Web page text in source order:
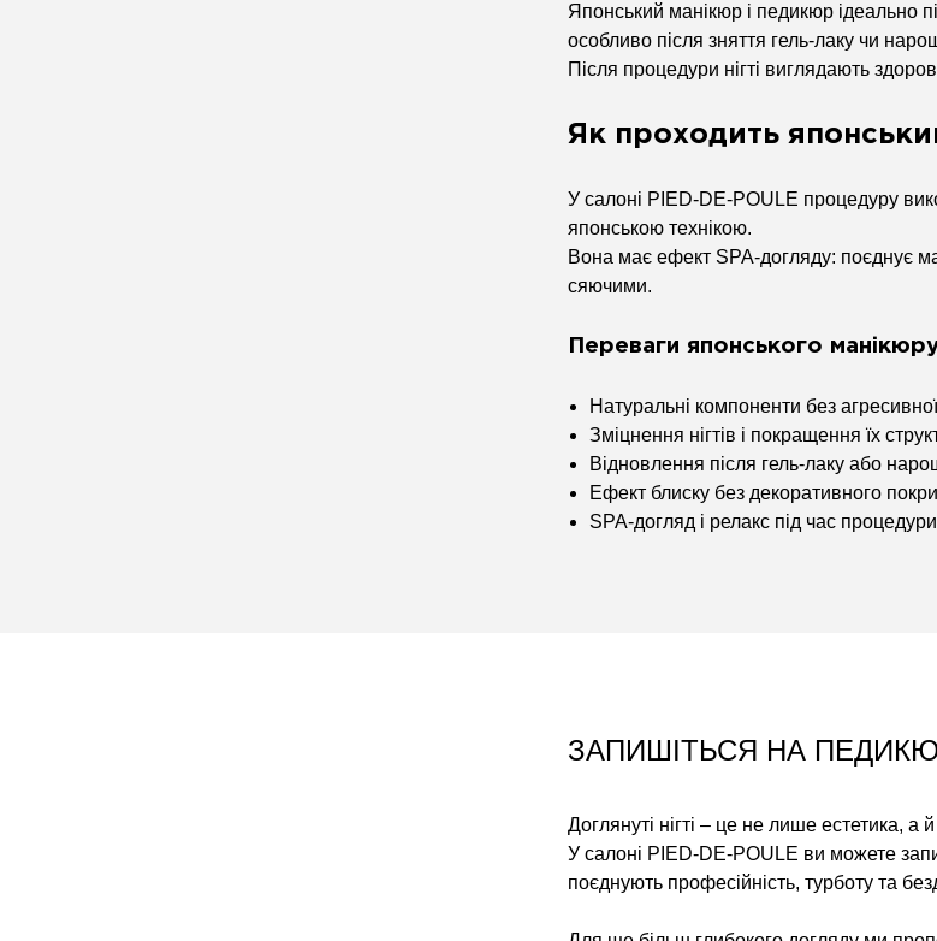
Японський манікюр і педикюр ідеально
особливо після зняття гель-лаку чи
Після процедури нігті виглядають
Як проходить
У салоні PIED-DE-POULE процедуру
японською технікою.
Вона має ефект SPA-догляду: поєднує
сяючими.
Переваги японського
Натуральні компоненти без агресивної
Зміцнення нігтів і покращення їх
Відновлення після гель-лаку або
Ефект блиску без декоративного
SPA-догляд і релакс під час процедури
ЗАПИШІТЬСЯ НА
Доглянуті нігті – це не лише естетика,
У салоні PIED-DE-POULE ви можете
поєднують професійність, турботу та